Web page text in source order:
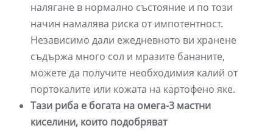
налягане в нормално състояние и по този
начин намалява риска от импотентност.
Независимо дали ежедневното ви хранене
съдържа много сол и мразите бананите,
можете да получите необходимия калий от
портокалите или кожата на картофено яке.
Тази риба е богата на омега-3 мастни
киселини, които подобряват